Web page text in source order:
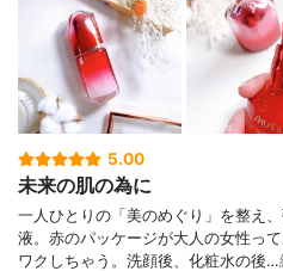
5.00
未来の肌の為に
一人ひとりの「美のめぐり」を整え
液。赤のパッケージが大人の女性っ
ワクしちゃう。洗顔後、化粧水の後…